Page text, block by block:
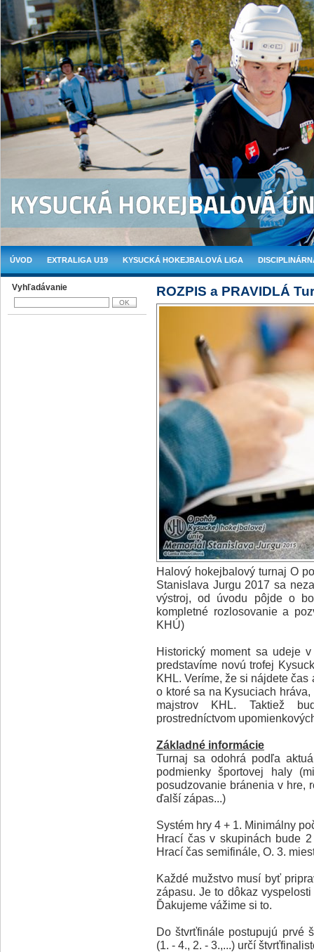
ÚVOD EXTRALIGA U19 KYSUCKÁ HOKEJBALOVÁ LIGA
Vyhľadávanie ROZPIS a PRAVIDLÁ
Halový hokejbalový turnaj O
Stanislava Jurgu 2017 sa
výstroj, od úvodu pôjde o
kompletné rozlosovanie a
KHÚ)
Historický moment sa udeje
predstavíme novú trofej
KHL. Veríme, že si nájdete
o ktoré sa na Kysuciach
majstrov KHL. Taktiež
prostredníctvom
Základné informácie
Turnaj sa odohrá podľa
podmienky športovej haly
posudzovanie bránenia v hre,
ďalší zápas...)
Systém hry 4 + 1. Minimálny
Hrací čas v skupinách bude
Hrací čas semifinále, O. 3.
Každé mužstvo musí byť
zápasu. Je to dôkaz
Ďakujeme vážime si to.
Do štvrťfinále postupujú prvé
(1. - 4., 2. - 3.,...) určí